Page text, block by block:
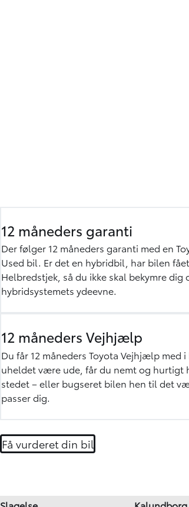
12 måneders garanti
Der følger 12 måneders garanti med en
Used bil. Er det en hybridbil, har bilen
Helbredstjek, så du ikke skal bekymre dig
hybridsystemets ydeevne.
12 måneders Vejhjælp
Du får 12 måneders Toyota Vejhjælp med
uheldet være ude, får du nemt og hurtigt
stedet – eller bugseret bilen hen til det
passer dig.
Få vurderet din bil